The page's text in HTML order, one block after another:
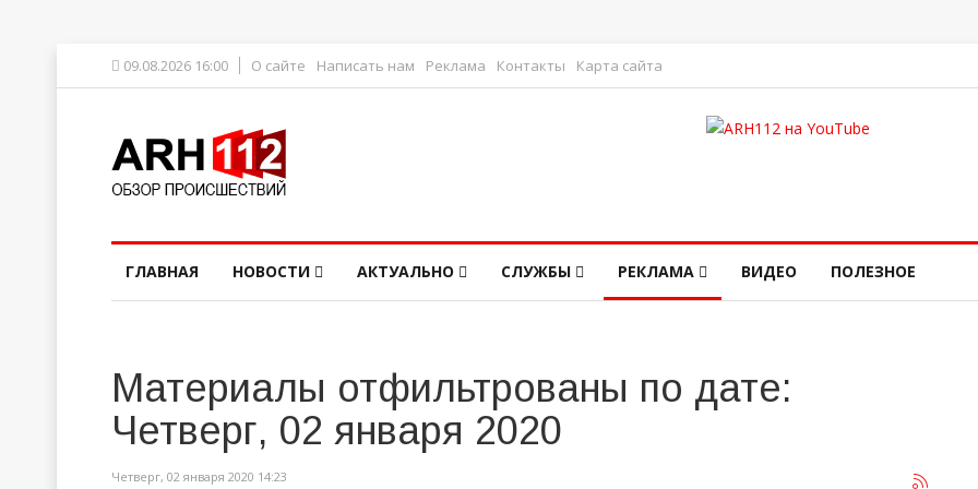
09.08.2026 16:00 О сайте Написать нам Реклама Контакты Карта сайта
ГЛАВНАЯ НОВОСТИ АКТУАЛЬНО СЛУЖБЫ РЕКЛАМА ВИДЕО ПОЛЕЗНОЕ
Материалы отфильтрованы по дате:
Четверг, 02 января 2020
Четверг, 02 января 2020 14:23